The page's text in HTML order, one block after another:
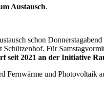
Austausch.
schon
Für
seit 2021 an der Initiative
und Photovoltaik